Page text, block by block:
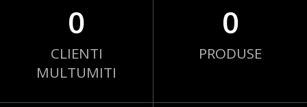
0
CLIENTI
MULTUMITI
0
PRODUSE